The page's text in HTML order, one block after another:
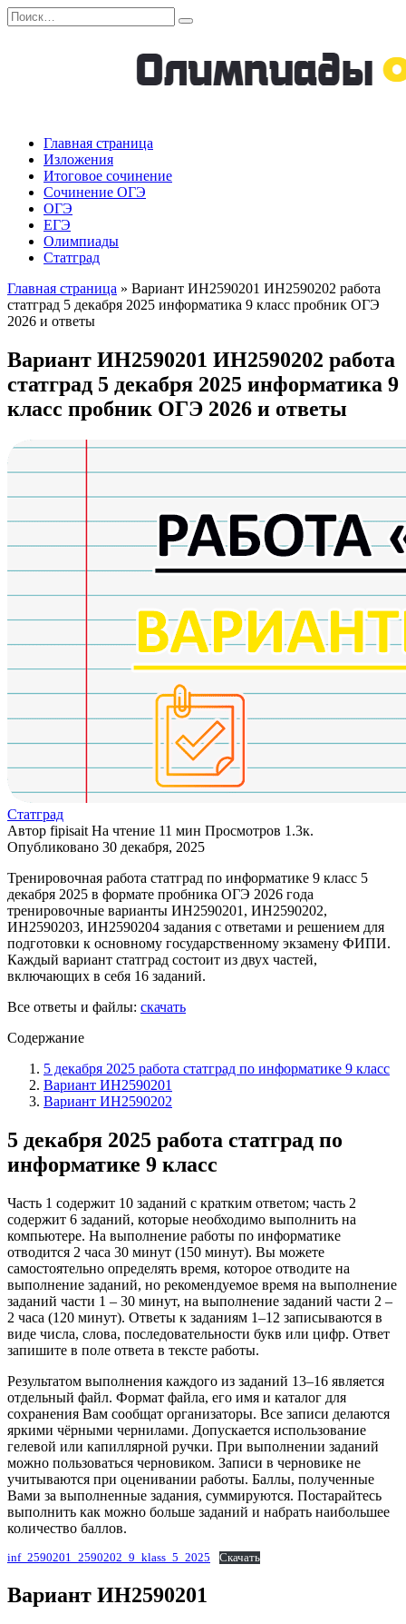
Перейти
к
Search
for:
Главная страница
Изложения
Итоговое сочинение
Сочинение ОГЭ
ОГЭ
ЕГЭ
Олимпиады
Статград
Главная страница » Вариант ИН2590201 ИН2590202 работа
статград 5 декабря 2025 информатика 9 класс пробник ОГЭ
2026 и ответы
Вариант ИН2590201 ИН2590202 работа
статград 5 декабря 2025 информатика 9
класс пробник ОГЭ 2026 и ответы
Статград
Автор fipisait На чтение 11 мин Просмотров 1.3к.
Опубликовано 30 декабря, 2025
Тренировочная работа статград по информатике 9 класс 5
декабря 2025 в формате пробника ОГЭ 2026 года
тренировочные варианты ИН2590201, ИН2590202,
ИН2590203, ИН2590204 задания с ответами и решением для
подготовки к основному государственному экзамену ФИПИ.
Каждый вариант статград состоит из двух частей,
включающих в себя 16 заданий.
Все ответы и файлы: скачать
Содержание
5 декабря 2025 работа статград по информатике 9 класс
Вариант ИН2590201
Вариант ИН2590202
5 декабря 2025 работа статград по
информатике 9 класс
Часть 1 содержит 10 заданий с кратким ответом; часть 2
содержит 6 заданий, которые необходимо выполнить на
компьютере. На выполнение работы по информатике
отводится 2 часа 30 минут (150 минут). Вы можете
самостоятельно определять время, которое отводите на
выполнение заданий, но рекомендуемое время на выполнение
заданий части 1 – 30 минут, на выполнение заданий части 2 –
2 часа (120 минут). Ответы к заданиям 1–12 записываются в
виде числа, слова, последовательности букв или цифр. Ответ
запишите в поле ответа в тексте работы.
Результатом выполнения каждого из заданий 13–16 является
отдельный файл. Формат файла, его имя и каталог для
сохранения Вам сообщат организаторы. Все записи делаются
яркими чёрными чернилами. Допускается использование
гелевой или капиллярной ручки. При выполнении заданий
можно пользоваться черновиком. Записи в черновике не
учитываются при оценивании работы. Баллы, полученные
Вами за выполненные задания, суммируются. Постарайтесь
выполнить как можно больше заданий и набрать наибольшее
количество баллов.
inf_2590201_2590202_9_klass_5_2025 Скачать
Вариант ИН2590201